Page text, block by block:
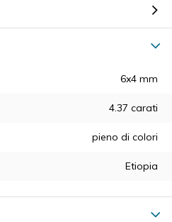
6x4 mm
4.37 carati
pieno di colori
Etiopia